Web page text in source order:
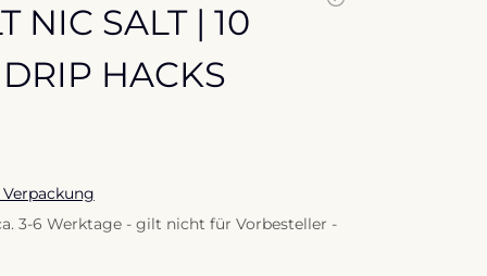
NIC SALT | 10
HACKS
3-6 Werktage - gilt nicht für Vorbesteller -